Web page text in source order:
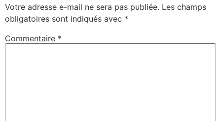
Votre adresse e-mail ne sera pas publiée. Les champs
obligatoires sont indiqués avec *
Commentaire *